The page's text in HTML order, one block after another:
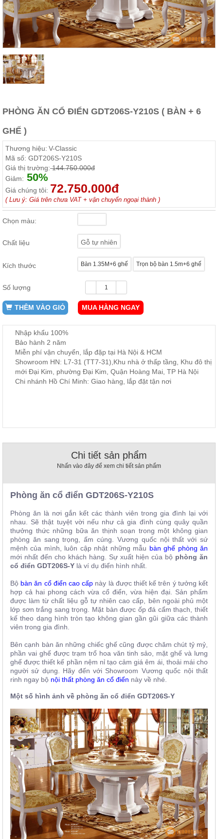
Thất
Phòng
Khách
Sofa,
tủ
Bàn
trà...
Nội
Phòng
Giường
ngủ, tủ
áo, bàn
trang
điểm
Nội
Phòng
Ăn
ăn,
kệ
Công,
Vườn
Phụ
Cây
, đồ
Nhà
Thất
Hàng
PHÒNG ĂN CỔ ĐIỂN GDT206S-Y210S ( BÀN + 6
GHẾ )
Thương hiệu: V-Classic
Mã số: GDT206S-Y210S
Giá thị trường:144.750.000đ
Giảm: 50%
Giá chúng tôi: 72.750.000đ
( Lưu ý: Giá trên chưa VAT + vận chuyển ngoại thành )
Chọn màu:
Chất liệu Gỗ tự nhiên
Kích thước Bàn 1.35M+6 ghế Trọn bộ bàn 1.5m+6 ghế
Số lượng
THÊM VÀO GIỎ MUA HÀNG NGAY
Nhập khẩu 100%
Bảo hành 2 năm
Miễn phí vận chuyển, lắp đặp tại Hà Nội & HCM
Showroom HN: L7-31 (TT7-31),Khu nhà ở thấp tầng, Khu đô thị
mới Đại Kim, phường Đại Kim, Quận Hoàng Mai, TP Hà Nội
Chi nhánh Hồ Chí Minh: Giao hàng, lắp đặt tận nơi
Chi tiết sản phẩm
Nhấn vào đây để xem chi tiết sản phẩm
Phòng ăn cổ điển GDT206S-Y210S
Phòng ăn là nơi gắn kết các thành viên trong gia đình lại với
nhau. Sẽ thật tuyệt vời nếu như cả gia đình cùng quây quần
thưởng thức những bữa ăn thịnh soạn trong một không gian
phòng ăn sang trọng, ấm cúng. Vương quốc nội thất với sứ
mệnh của mình, luôn cập nhật những mẫu bàn ghế phòng ăn
mới nhất đến cho khách hàng. Sự xuất hiện của bộ phòng ăn
cổ điển GDT206S-Y là ví dụ điển hình nhất.
Bộ bàn ăn cổ điển cao cấp này là được thiết kế trên ý tưởng kết
hợp cả hai phong cách vừa cổ điển, vừa hiện đại. Sản phẩm
được làm từ chất liệu gỗ tự nhiên cao cấp, bên ngoài phủ một
lớp sơn trắng sang trọng. Mặt bàn được ốp đá cẩm thạch, thiết
kế theo dạng hình tròn tạo không gian gần gũi giữa các thành
viên trong gia đình.
Bên cạnh bàn ăn những chiếc ghế cũng được chăm chút tỷ mỷ,
phần vai ghế được trạm trổ hoa văn tinh sảo, mặt ghế và lưng
ghế được thiết kế phần nệm nỉ tạo cảm giá êm ái, thoải mái cho
người sử dụng. Hãy đến với Showroom Vương quốc nội thất
rinh ngay bộ nội thất phòng ăn cổ điển này về nhé.
Một số hình ảnh về phòng ăn cổ điển GDT206S-Y